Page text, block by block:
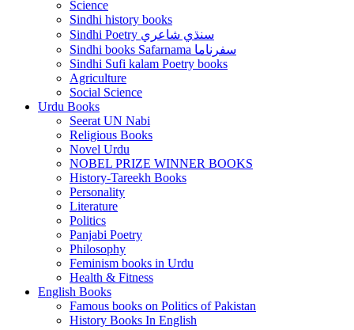
Science
Sindhi history books
Sindhi Poetry سنڌي شاعري
Sindhi books Safarnama سفرناما
Sindhi Sufi kalam Poetry books
Agriculture
Social Science
Urdu Books
Seerat UN Nabi
Religious Books
Novel Urdu
NOBEL PRIZE WINNER BOOKS
History-Tareekh Books
Personality
Literature
Politics
Panjabi Poetry
Philosophy
Feminism books in Urdu
Health & Fitness
English Books
Famous books on Politics of Pakistan
History Books In English